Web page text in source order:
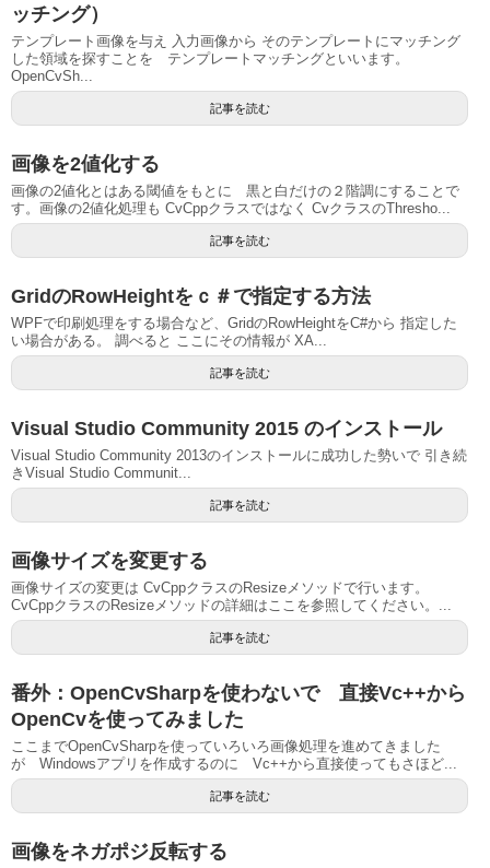
ッチング）
テンプレート画像を与え 入力画像から そのテンプレートにマッチング
した領域を探すことを テンプレートマッチングといいます。
OpenCvSh...
記事を読む
画像を2値化する
画像の2値化とはある閾値をもとに 黒と白だけの２階調にすることで
す。画像の2値化処理も CvCppクラスではなく CvクラスのThresho...
記事を読む
GridのRowHeightをｃ＃で指定する方法
WPFで印刷処理をする場合など、GridのRowHeightをC#から 指定した
い場合がある。 調べると ここにその情報が XA...
記事を読む
Visual Studio Community 2015 のインストール
Visual Studio Community 2013のインストールに成功した勢いで 引き続
きVisual Studio Communit...
記事を読む
画像サイズを変更する
画像サイズの変更は CvCppクラスのResizeメソッドで行います。
CvCppクラスのResizeメソッドの詳細はここを参照してください。...
記事を読む
番外：OpenCvSharpを使わないで 直接Vc++から
OpenCvを使ってみました
ここまでOpenCvSharpを使っていろいろ画像処理を進めてきました
が Windowsアプリを作成するのに Vc++から直接使ってもさほど...
記事を読む
画像をネガポジ反転する